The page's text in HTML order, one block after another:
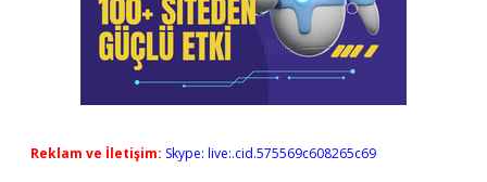
Reklam ve İletişim: Skype: live:.cid.575569c608265c69